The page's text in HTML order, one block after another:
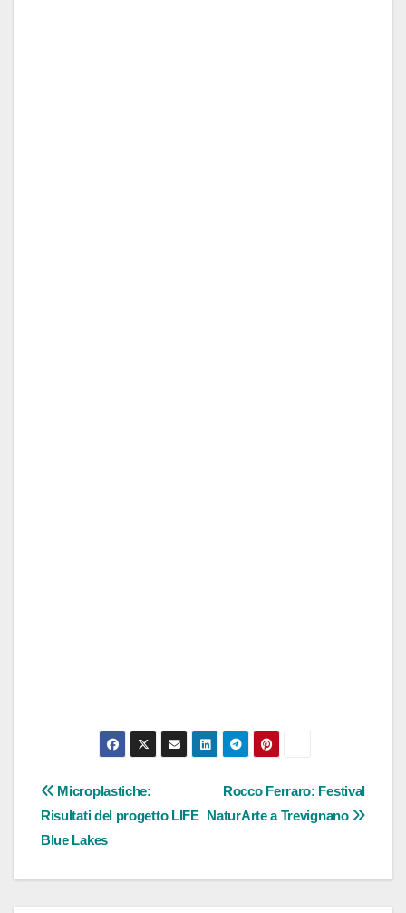
Navigazione
articoli
Rocco Ferraro: Festival
NaturArte a Trevignano
Microplastiche:
Risultati del progetto LIFE
Blue Lakes